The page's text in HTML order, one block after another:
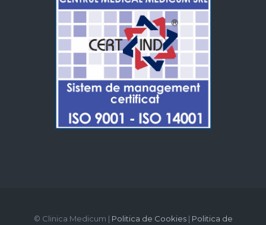
© Clinica Medicum | Politica de Cookies| Politica de